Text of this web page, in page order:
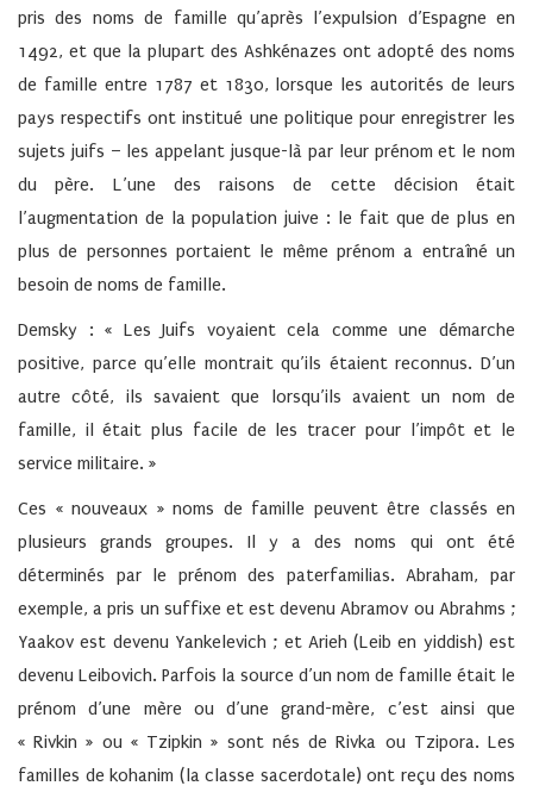
pris des noms de famille qu’après l’expulsion d’Espagne en
1492, et que la plupart des Ashkénazes ont adopté des noms
de famille entre 1787 et 1830, lorsque les autorités de leurs
pays respectifs ont institué une politique pour enregistrer les
sujets juifs – les appelant jusque-là par leur prénom et le nom
du père. L’une des raisons de cette décision était
l’augmentation de la population juive : le fait que de plus en
plus de personnes portaient le même prénom a entraîné un
besoin de noms de famille.
Demsky : « Les Juifs voyaient cela comme une démarche
positive, parce qu’elle montrait qu’ils étaient reconnus. D’un
autre côté, ils savaient que lorsqu’ils avaient un nom de
famille, il était plus facile de les tracer pour l’impôt et le
service militaire. »
Ces « nouveaux » noms de famille peuvent être classés en
plusieurs grands groupes. Il y a des noms qui ont été
déterminés par le prénom des paterfamilias. Abraham, par
exemple, a pris un suffixe et est devenu Abramov ou Abrahms ;
Yaakov est devenu Yankelevich ; et Arieh (Leib en yiddish) est
devenu Leibovich. Parfois la source d’un nom de famille était le
prénom d’une mère ou d’une grand-mère, c’est ainsi que
« Rivkin » ou « Tzipkin » sont nés de Rivka ou Tzipora. Les
familles de kohanim (la classe sacerdotale) ont reçu des noms